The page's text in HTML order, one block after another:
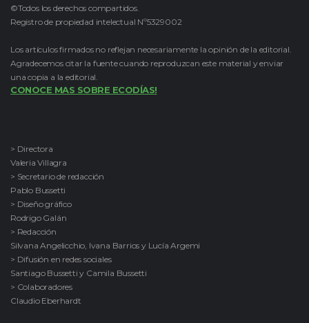
©Todos los derechos compartidos.
Registro de propiedad intelectual Nº5329002
Los artículos firmados no reflejan necesariamente la opinión de la editorial.
Agradecemos citar la fuente cuando reproduzcan este material y enviar
una copia a la editorial.
CONOCE MAS SOBRE ECODÍAS!
> Directora
Valeria Villagra
> Secretario de redacción
Pablo Bussetti
> Diseño gráfico
Rodrigo Galán
> Redacción
Silvana Angelicchio, Ivana Barrios y Lucía Argemi
> Difusión en redes sociales
Santiago Bussetti y Camila Bussetti
> Colaboradores
Claudio Eberhardt